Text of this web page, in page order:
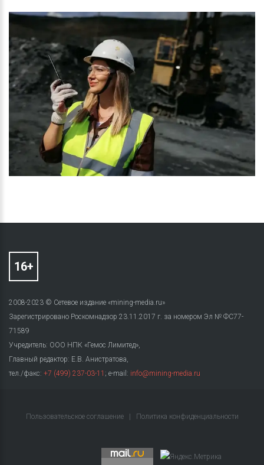
2008-2023 © Сетевое издание «mining-media.ru»
Зарегистрировано Роскомнадзор 23.11.2017 г. за номером Эл № ФС77-
71589
Учредитель: ООО НПК «Гемос Лимитед»,
Главный редактор: Е.В. Анистратова,
тел./факс: +7 (499) 237-03-11 ; e-mail: info@mining-media.ru
Пользовательское соглашение Политика конфиденциальности